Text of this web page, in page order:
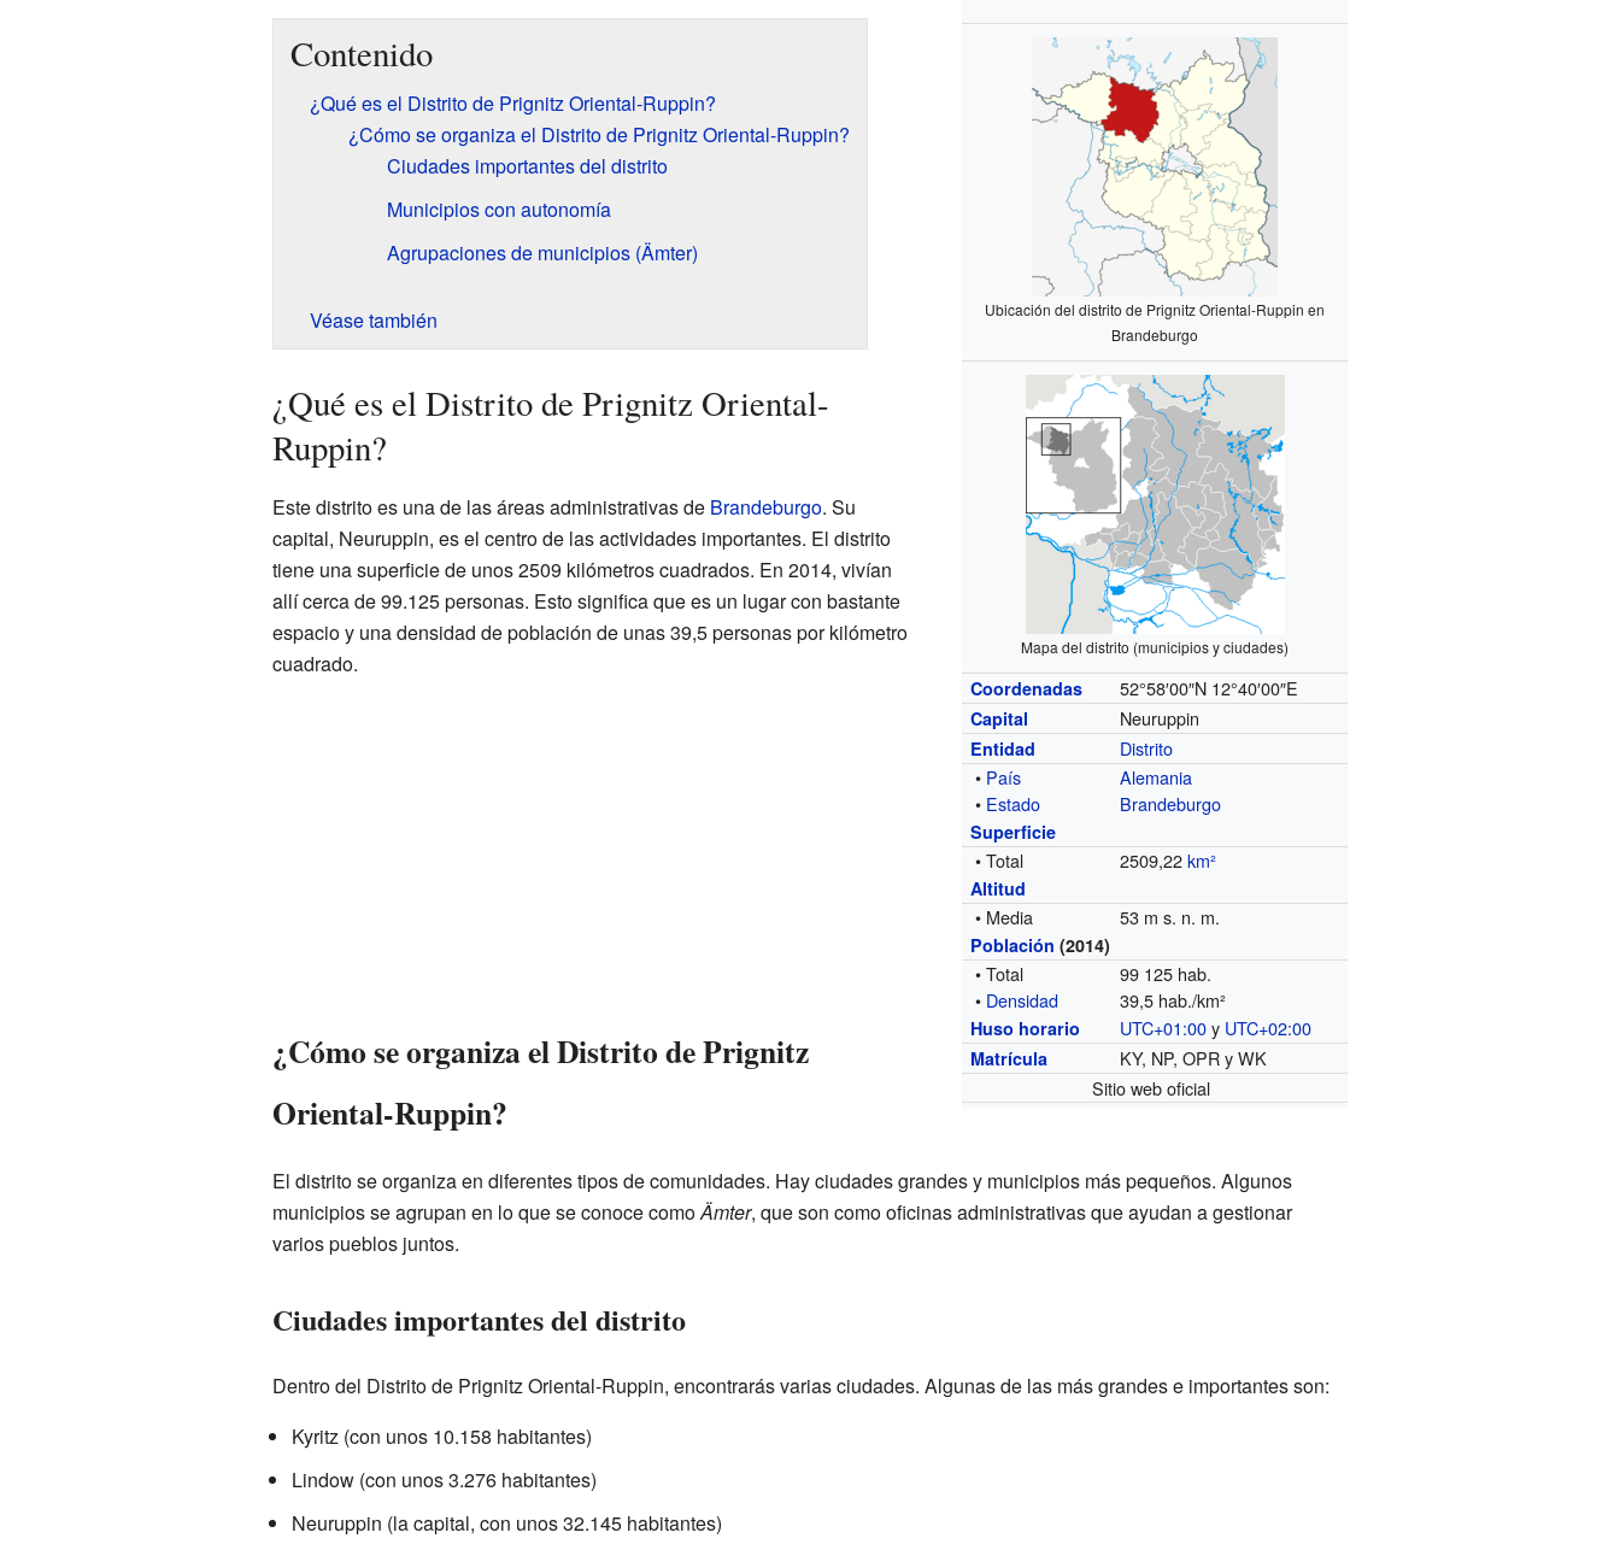
Ubicación del distrito de Prignitz Oriental-Ruppin en
Brandeburgo
Mapa del distrito (municipios y ciudades)
Coordenadas 52°58′00″N 12°40′00″E
Capital Neuruppin
Entidad
Distrito
• País
Alemania
• Estado Brandeburgo
Superficie
• Total 2509,22km²
Altitud
• Media 53 m s. n. m.
Población (2014)
• Total
99 125 hab.
• Densidad 39,5 hab./km²
Huso horario UTC+01:00y UTC+02:00
Matrícula
KY, NP, OPR y WK
Sitio web oficial
Contenido
¿Qué es el Distrito de Prignitz Oriental-Ruppin?
¿Cómo se organiza el Distrito de Prignitz Oriental-Ruppin?
Ciudades importantes del distrito
Municipios con autonomía
Agrupaciones de municipios (Ämter)
Véase también
¿Qué es el Distrito de Prignitz Oriental-
Ruppin?
Este distrito es una de las áreas administrativas de Brandeburgo. Su
capital, Neuruppin, es el centro de las actividades importantes. El distrito
tiene una superficie de unos 2509 kilómetros cuadrados. En 2014, vivían
allí cerca de 99.125 personas. Esto significa que es un lugar con bastante
espacio y una densidad de población de unas 39,5 personas por kilómetro
cuadrado.
¿Cómo se organiza el Distrito de Prignitz
Oriental-Ruppin?
El distrito se organiza en diferentes tipos de comunidades. Hay ciudades grandes y municipios más pequeños. Algunos
municipios se agrupan en lo que se conoce comoÄmter, que son como oficinas administrativas que ayudan a gestionar
varios pueblos juntos.
Ciudades importantes del distrito
Dentro del Distrito de Prignitz Oriental-Ruppin, encontrarás varias ciudades. Algunas de las más grandes e importantes son:
Kyritz (con unos 10.158 habitantes)
Lindow (con unos 3.276 habitantes)
Neuruppin (la capital, con unos 32.145 habitantes)